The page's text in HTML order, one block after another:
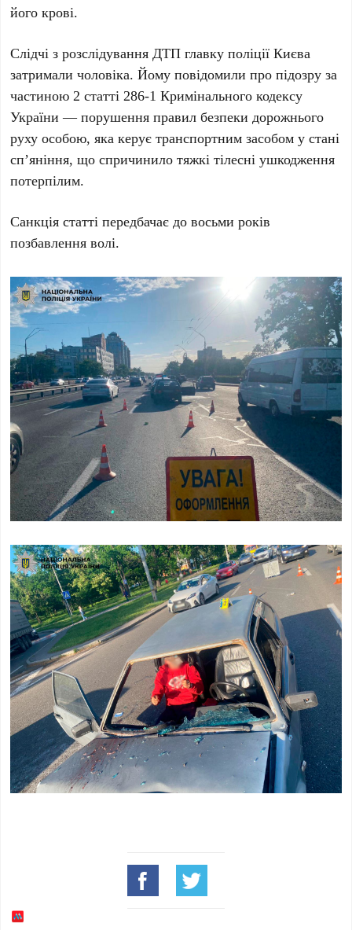
його крові.
Слідчі з розслідування ДТП главку поліції Києва
затримали чоловіка. Йому повідомили про підозру за
частиною 2 статті 286-1 Кримінального кодексу
України — порушення правил безпеки дорожнього
руху особою, яка керує транспортним засобом у стані
сп’яніння, що спричинило тяжкі тілесні ушкодження
потерпілим.
Санкція статті передбачає довосьми років
позбавлення волі.